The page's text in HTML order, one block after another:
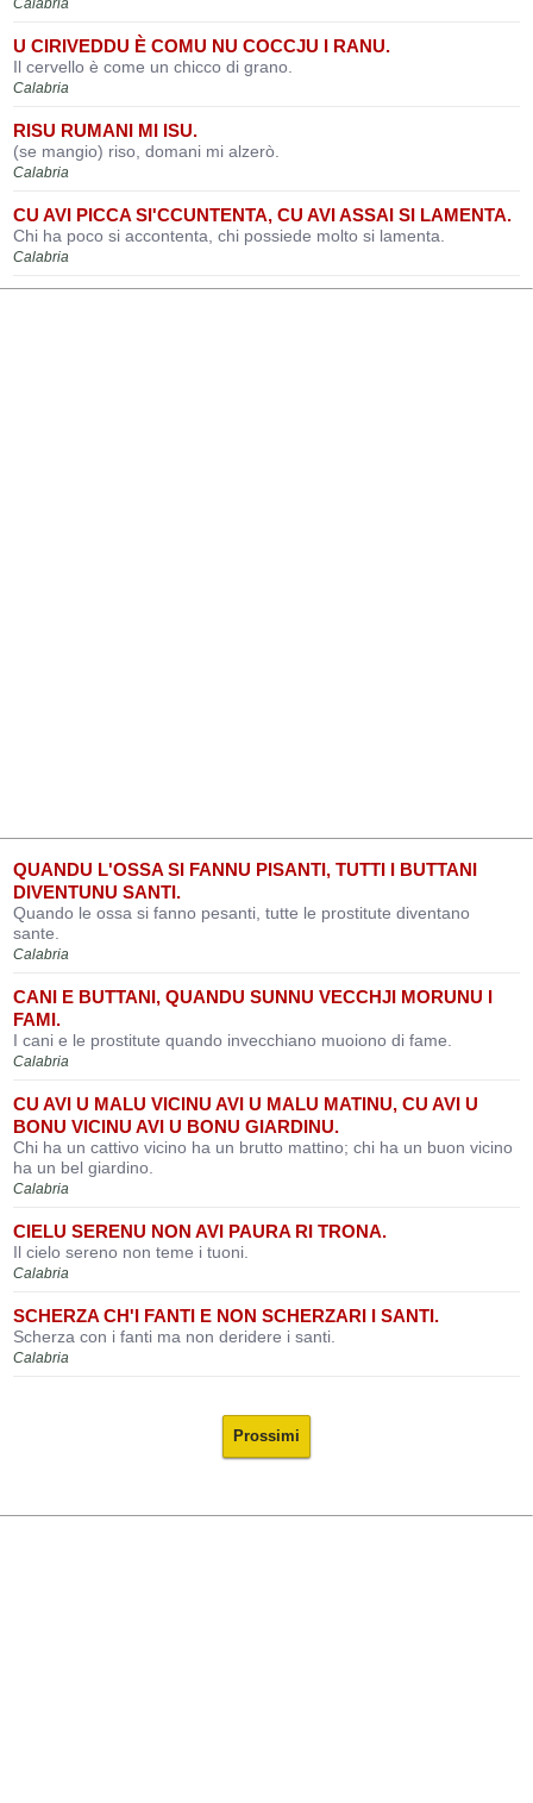
Calabria
U CIRIVEDDU È COMU NU COCCJU I RANU.
Il cervello è come un chicco di grano.
Calabria
RISU RUMANI MI ISU.
(se mangio) riso, domani mi alzerò.
Calabria
CU AVI PICCA SI'CCUNTENTA, CU AVI ASSAI SI LAMENTA.
Chi ha poco si accontenta, chi possiede molto si lamenta.
Calabria
QUANDU L'OSSA SI FANNU PISANTI, TUTTI I BUTTANI
DIVENTUNU SANTI.
Quando le ossa si fanno pesanti, tutte le prostitute diventano
sante.
Calabria
CANI E BUTTANI, QUANDU SUNNU VECCHJI MORUNU I
FAMI.
I cani e le prostitute quando invecchiano muoiono di fame.
Calabria
CU AVI U MALU VICINU AVI U MALU MATINU, CU AVI U
BONU VICINU AVI U BONU GIARDINU.
Chi ha un cattivo vicino ha un brutto mattino; chi ha un buon vicino
ha un bel giardino.
Calabria
CIELU SERENU NON AVI PAURA RI TRONA.
Il cielo sereno non teme i tuoni.
Calabria
SCHERZA CH'I FANTI E NON SCHERZARI I SANTI.
Scherza con i fanti ma non deridere i santi.
Calabria
Prossimi